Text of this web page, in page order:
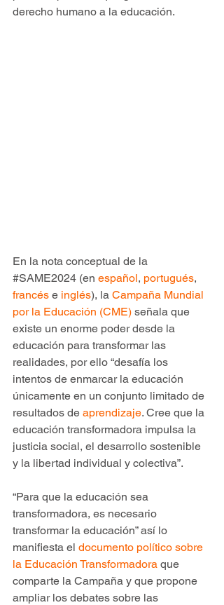
derecho humano a la educación.
En la nota conceptual de la
#SAME2024 (en español, portugués,
francés e inglés), la Campaña Mundial
por la Educación (CME) señala que
existe un enorme poder desde la
educación para transformar las
realidades, por ello “desafía los
intentos de enmarcar la educación
únicamente en un conjunto limitado de
resultados de aprendizaje. Cree que la
educación transformadora impulsa la
justicia social, el desarrollo sostenible
y la libertad individual y colectiva”.
“Para que la educación sea
transformadora, es necesario
transformar la educación” así lo
manifiesta el documento político sobre
la Educación Transformadora que
comparte la Campaña y que propone
ampliar los debates sobre las